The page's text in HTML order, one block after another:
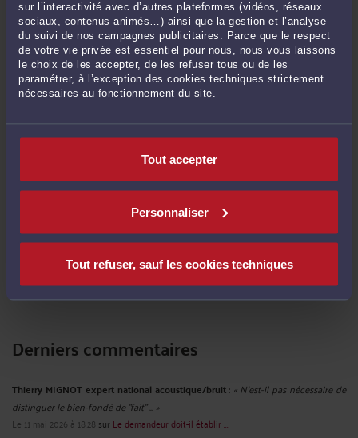
sur l’interactivité avec d’autres plateformes (vidéos, réseaux
sociaux, contenus animés…) ainsi que la gestion et l’analyse
du suivi de nos campagnes publicitaires. Parce que le respect
de votre vie privée est essentiel pour nous, nous vous laissons
le choix de les accepter, de les refuser tous ou de les
paramétrer, à l’exception des cookies techniques strictement
nécessaires au fonctionnement du site.
Tout accepter
Personnaliser
Tout refuser, sauf les cookies techniques
16:47
Conditions d'une mise en conformité par démolition pour violation de
règles d'urbanisme-Le 16 juil. 2026 à 16:44
Trouble anormal de voisinage- Le 16 juil. 2026 à 16:26
Compétence judiciaire ou administrative ?-Le 16 juil. 2026 à 16:13
(marché à forfait)-Le 16 juil. 2026 à 16:04
Le 15 juil. 2026 à 17:07
Conditions de la subrogation de l'assureur décennal-Le 15 juil. 2026 à 16:47
Notion d'obligation non sérieusement contestable
Marché de travaux et retenue de garantie-Le 15 juil. 2026 à 16:14
Notion d'achèvement des travaux-
Le 15 juil. 2026 à 16:02
Voir toutes ses publications
Derniers commentaires
Thierry MIGNOT expert national acoustique/bruit : « N'est-il pas nécessaire de
distinguer le bien-fondé de "fait" ... »
Le 11 mai 2026 à 18:28 sur Le demandeur doit-il établir ...